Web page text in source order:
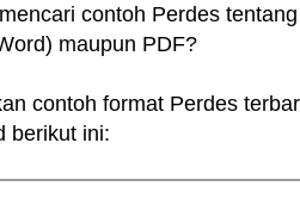
contoh Perdes
maupun PDF?
contoh format Perdes
berikut ini: